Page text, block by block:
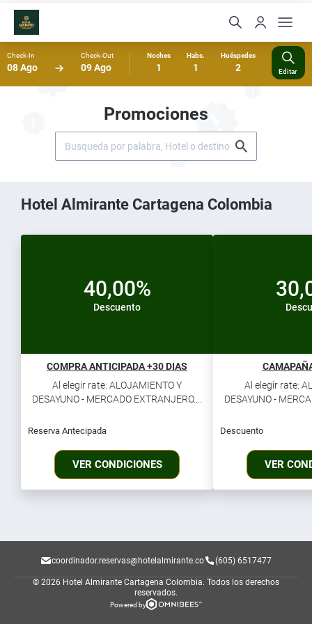
Check-In
08 Ago
Check-Out
09 Ago
Noches
1
Habs.
1
Huéspedes
2 Editar
Promociones
Hotel Almirante Cartagena Colombia
40,00%
Descuento
COMPRA ANTICIPADA +30 DIAS
Al elegir rate: ALOJAMIENTO Y
DESAYUNO - MERCADO EXTRANJERO....
Reserva Antecipada
VER CONDICIONES
Al elegir rate:
DESAYUNO -
Descuento
VER
coordinador.reservas@hotelalmirante.co (605) 6517477
© 2026 Hotel Almirante Cartagena Colombia. Todos los derechos
reservados.
Powered by